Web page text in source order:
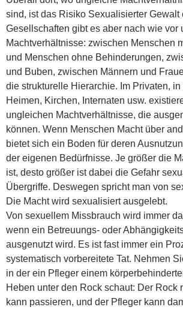
sind, ist das Risiko Sexualisierter Gewalt
Gesellschaften gibt es aber nach wie vor
Machtverhältnisse: zwischen Menschen
und Menschen ohne Behinderungen,
und Buben, zwischen Männern und
die strukturelle Hierarchie. Im Privaten,
Heimen, Kirchen, Internaten usw.
ungleichen Machtverhältnisse, die
können. Wenn Menschen Macht über
bietet sich ein Boden für deren
der eigenen Bedürfnisse. Je größer die
ist, desto größer ist dabei die Gefahr
Übergriffe. Deswegen spricht man von
Die Macht wird sexualisiert ausgelebt.
Von sexuellem Missbrauch wird immer
wenn ein Betreuungs- oder
ausgenutzt wird. Es ist fast immer ein
systematisch vorbereitete Tat. Nehmen
in der ein Pfleger einem
Heben unter den Rock schaut: Der Rock
kann passieren, und der Pfleger kann